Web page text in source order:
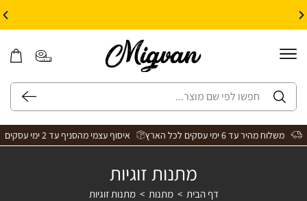
משלוח מהיר עד 6 ימי עסקים לכל הארץ איסוף עצמי מהסניף עד 2 ימי עסקים
מתנות זוגיות
דף הבית > מתנות > מתנות זוגיות